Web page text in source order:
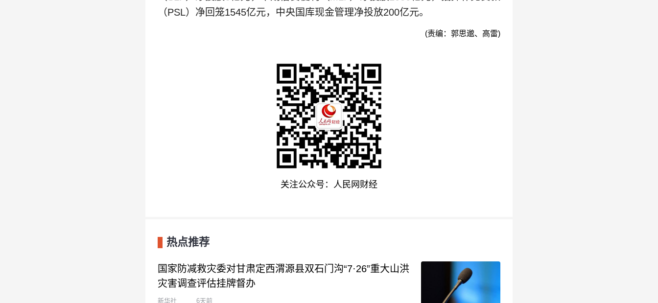
（PSL）净回笼1545亿元，中央国库现金管理净投放200亿元。
(责编：郭思邈、高雷)
关注公众号：人民网财经
热点推荐
国家防减救灾委对甘肃定西渭源县双石门沟“7·26”重大山洪
灾害调查评估挂牌督办
新华社 6天前